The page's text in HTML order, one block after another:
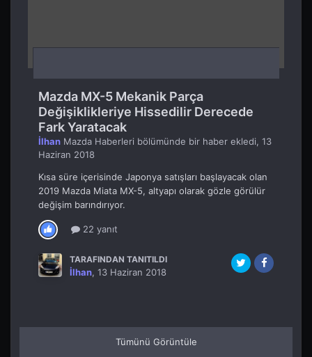
Mazda MX-5 Mekanik Parça
Değişiklikleriye Hissedilir Derecede
Fark Yaratacak
İlhan Mazda Haberleri bölümünde bir haber ekledi, 13
Haziran 2018
Kısa süre içerisinde Japonya satışları başlayacak olan
2019 Mazda Miata MX-5, altyapı olarak gözle görülür
değişim barındırıyor.
22 yanıt
TARAFINDAN TANITILDI
İlhan, 13 Haziran 2018
Tümünü Görüntüle